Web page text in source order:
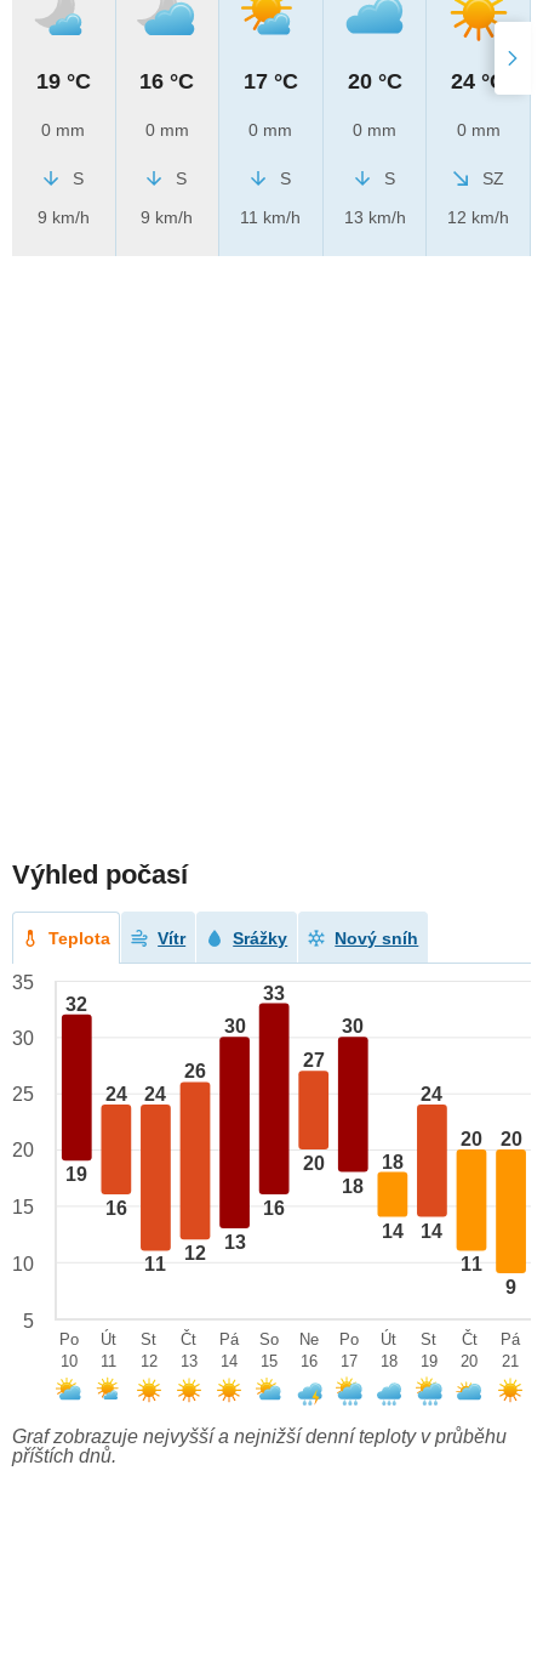
19 °C
0 mm
S
9 km/h
16 °C
0 mm
S
9 km/h
17 °C
0 mm
S
11 km/h
20 °C
0 mm
S
13 km/h
24 °C
0 mm
SZ
12 km/h
Výhled počasí
Teplota Vítr Srážky Nový sníh
32
19
24
16
24
11
26
12
30
13
33
16
27
20
30
18
18
14
24
14
20
11
20
9
35
30
25
20
15
10
5
Po
10
Út
11
St
12
Čt
13
Pá
14
So
15
Ne
16
Po
17
Út
18
St
19
Čt
20
Pá
21
Graf zobrazuje nejvyšší a nejnižší denní teploty v průběhu
příštích dnů.